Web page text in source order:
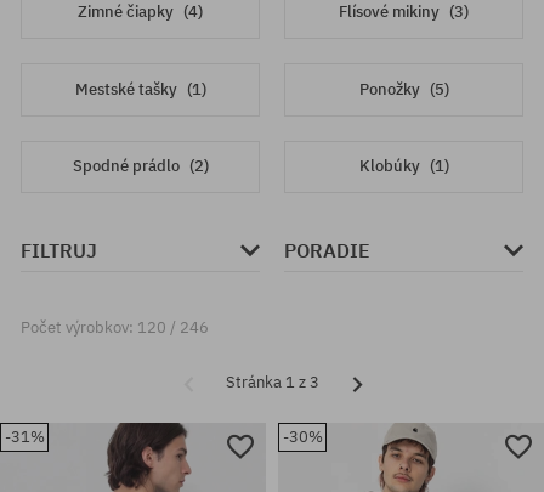
Zimné čiapky (4) Flísové mikiny (3)
Mestské tašky (1) Ponožky (5)
Spodné prádlo (2) Klobúky (1)
FILTRUJ PORADIE
Počet výrobkov: 120 / 246
Stránka 1 z 3
-31% -30%